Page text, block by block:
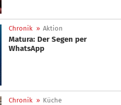
Chronik » Aktion
Matura: Der Segen per
WhatsApp
Chronik » Küche